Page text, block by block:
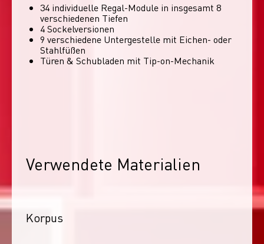
34 individuelle Regal-Module​ in insgesamt 8
verschiedenen Tiefen
4 Sockelversionen​
9 verschiedene Untergestelle mit Eichen- oder
Stahlfüßen
Türen & Schubladen mit Tip-on-Mechanik
Verwendete Materialien
Korpus